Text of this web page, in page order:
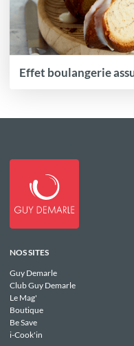
Effet boulangerie
NOS SITES
Guy Demarle
Club Guy Demarle
Le Mag'
Boutique
Be Save
i-Cook'in